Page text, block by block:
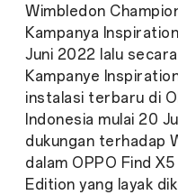
Wimbledon
Kampanya
Juni 2022 lalu
Kampanye
instalasi terbaru di
Indonesia mulai 20
dukungan terhadap
dalam OPPO Find
Edition yang layak